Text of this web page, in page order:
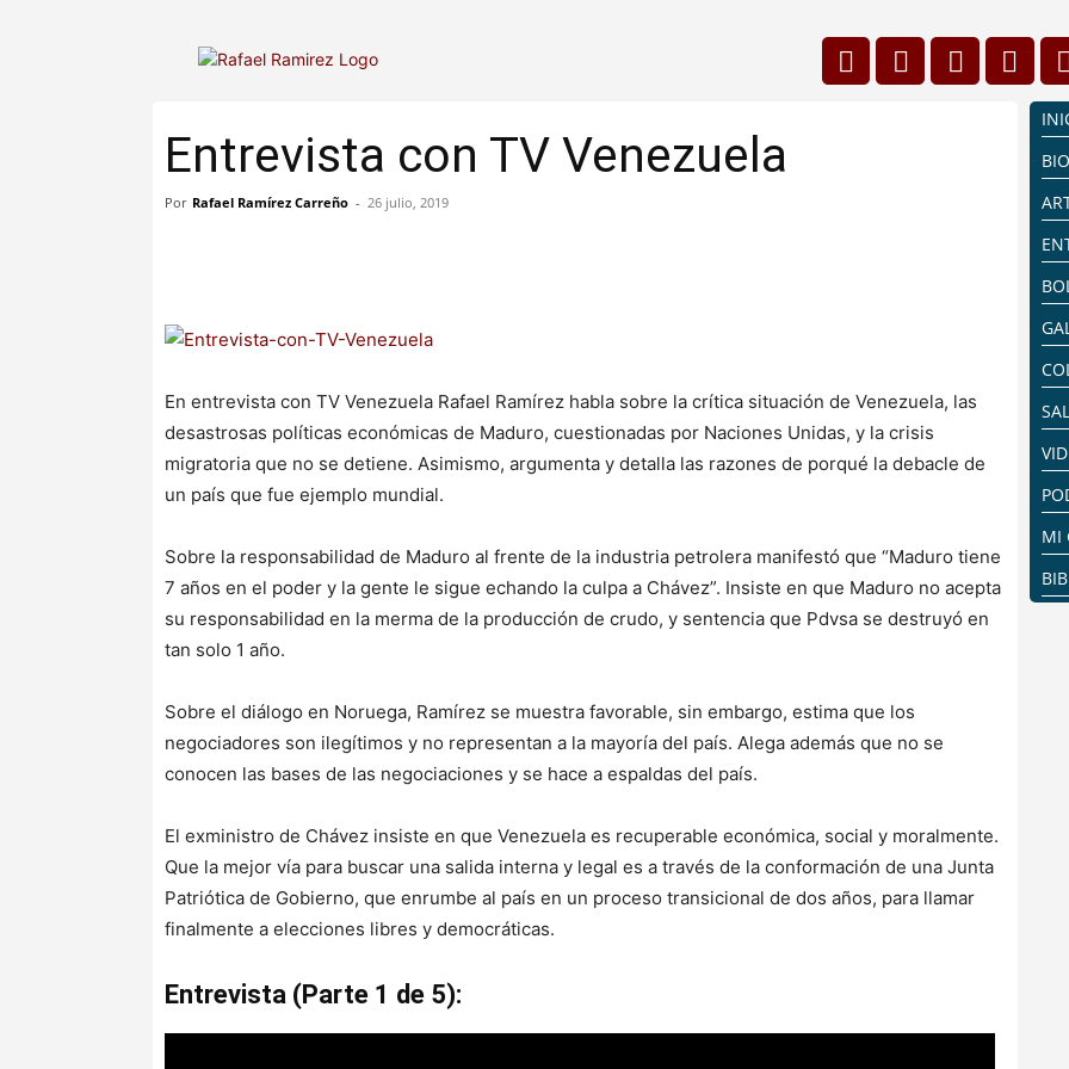
Entrevista con TV Venezuela
Por Rafael Ramírez Carreño - 26 julio, 2019
En entrevista con TV Venezuela Rafael Ramírez habla sobre la crítica situación de Venezuela, las
desastrosas políticas económicas de Maduro, cuestionadas por Naciones Unidas, y la crisis
migratoria que no se detiene. Asimismo, argumenta y detalla las razones de porqué la debacle de
un país que fue ejemplo mundial.
Sobre la responsabilidad de Maduro al frente de la industria petrolera manifestó que “Maduro tiene
7 años en el poder y la gente le sigue echando la culpa a Chávez”. Insiste en que Maduro no acepta
su responsabilidad en la merma de la producción de crudo, y sentencia que Pdvsa se destruyó en
tan solo 1 año.
Sobre el diálogo en Noruega, Ramírez se muestra favorable, sin embargo, estima que los
negociadores son ilegítimos y no representan a la mayoría del país. Alega además que no se
conocen las bases de las negociaciones y se hace a espaldas del país.
El exministro de Chávez insiste en que Venezuela es recuperable económica, social y moralmente.
Que la mejor vía para buscar una salida interna y legal es a través de la conformación de una Junta
Patriótica de Gobierno, que enrumbe al país en un proceso transicional de dos años, para llamar
finalmente a elecciones libres y democráticas.
Entrevista (Parte 1 de 5):
MI